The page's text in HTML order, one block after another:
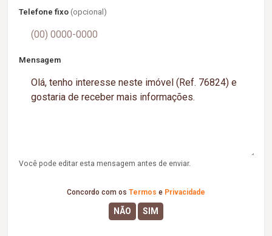
Telefone fixo (opcional)
Mensagem
Você pode editar esta mensagem antes de enviar.
Concordo com os Termos e Privacidade